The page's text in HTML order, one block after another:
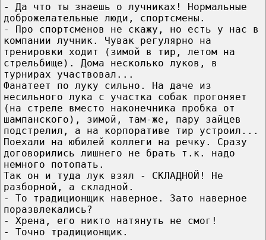
- Да что ты знаешь о лучниках! Нормальные
доброжелательные люди, спортсмены.
- Про спортсменов не скажу, но есть у нас в
компании лучник. Чувак регулярно на
тренировки ходит (зимой в тир, летом на
стрельбище). Дома несколько луков, в
турнирах участвовал...
Фанатеет по луку сильно. На даче из
несильного лука с участка собак прогоняет
(на стреле вместо наконечника пробка от
шампанского), зимой, там-же, пару зайцев
подстрелил, а на корпоративе тир устроил...
Поехали на юбилей коллеги на речку. Сразу
договорились лишнего не брать т.к. надо
немного потопать.
Так он и туда лук взял - СКЛАДНОЙ! Не
разборной, а складной.
- То традиционщик наверное. Зато наверное
поразвлекались?
- Хрена, его никто натянуть не смог!
- Точно традиционщик.